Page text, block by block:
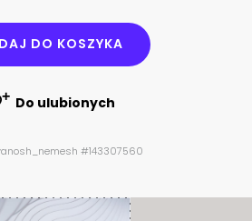
DO KOSZYKA
Do ulubionych
#143307560